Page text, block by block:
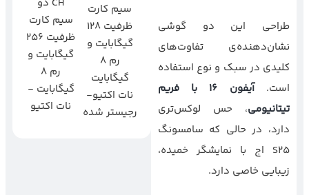
طراحی این دو گوشی
نشان‌دهنده‌ی تفاوت‌های
کلیدی در سبک و نوع استفاده
است.
آیفون ۱۶ با فریم
تیتانیومی، حس لوکس‌تری
دارد، در حالی که سامسونگ
S25 اج با نمایشگر خمیده،
زیبایی خاصی دارد.
سیم کارت
ظرفیت 128
گیگابایت و
رم 8
گیگابایت
نات اکتیو-
رجیستر شده
CH دو
سیم کارت
ظرفیت 256
گیگابایت و
رم 8
گیگابایت -
نات اکتیو